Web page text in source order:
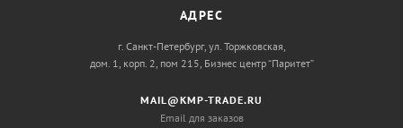
АДРЕС
г. Санкт-Петербург, ул. Торжковская,
дом. 1, корп. 2, пом 215, Бизнес центр “Паритет”
MAIL@KMP-TRADE.RU
Email для заказов